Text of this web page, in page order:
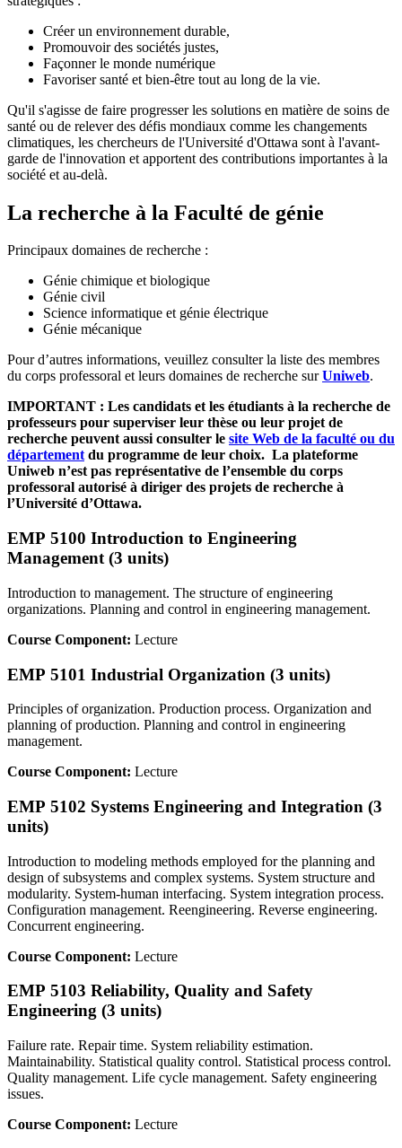
Créer un environnement durable,
Promouvoir des sociétés justes,
Façonner le monde numérique
Favoriser santé et bien-être tout au long de la vie.
Qu'il s'agisse de faire progresser les solutions en matière de soins de
santé ou de relever des défis mondiaux comme les changements
climatiques, les chercheurs de l'Université d'Ottawa sont à l'avant-
garde de l'innovation et apportent des contributions importantes à la
société et au-delà.
La recherche à la Faculté de génie
Principaux domaines de recherche :
Génie chimique et biologique
Génie civil
Science informatique et génie électrique
Génie mécanique
Pour d’autres informations, veuillez consulter la liste des membres
du corps professoral et leurs domaines de recherche surUniweb.
IMPORTANT : Les candidats et les étudiants à la recherche de
professeurs pour superviser leur thèse ou leur projet de
recherche peuvent aussi consulter le site Web de la faculté ou du
départementdu programme de leur choix. La plateforme
Uniweb n’est pas représentative de l’ensemble du corps
professoral autorisé à diriger des projets de recherche à
l’Université d’Ottawa.
EMP 5100 Introduction to Engineering
Management (3 units)
Introduction to management. The structure of engineering
organizations. Planning and control in engineering management.
Course Component: Lecture
EMP 5101 Industrial Organization (3 units)
Principles of organization. Production process. Organization and
planning of production. Planning and control in engineering
management.
Course Component: Lecture
EMP 5102 Systems Engineering and Integration (3
units)
Introduction to modeling methods employed for the planning and
design of subsystems and complex systems. System structure and
modularity. System-human interfacing. System integration process.
Configuration management. Reengineering. Reverse engineering.
Concurrent engineering.
Course Component: Lecture
EMP 5103 Reliability, Quality and Safety
Engineering (3 units)
Failure rate. Repair time. System reliability estimation.
Maintainability. Statistical quality control. Statistical process control.
Quality management. Life cycle management. Safety engineering
issues.
Course Component: Lecture